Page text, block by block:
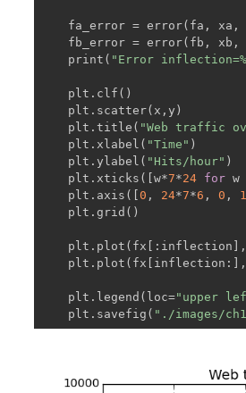
fa_error = error(fa, xa,
fb_error = error(fb, xb,
    print(
"Error
    plt.clf()
    plt.scatter(x,y)
    plt.title(
"Web traffic
    plt.xlabel(
"Time" )
    plt.ylabel(
"Hits/hour" )
    plt.xticks([w*
7*24 for w
    plt.axis([
0 , 24*7*6 , 0 ,
    plt.grid()
    plt.legend(loc=
"upper
    plt.savefig(
"./images/